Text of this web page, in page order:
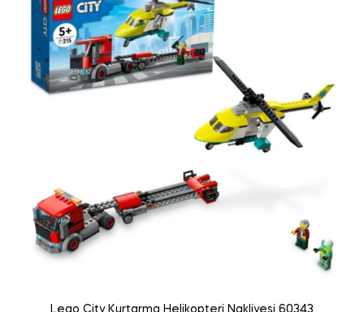
Lego City Kurtarma Helikopteri Nakliyesi 60343